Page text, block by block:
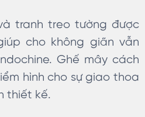
tranh treo tường được
cho không giãn vẫn
Ghế mây cách
hình cho sự giao thoa
thiết kế.